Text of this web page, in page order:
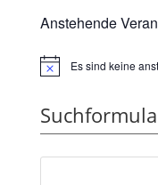
Anstehende
HinweisEs sind keine